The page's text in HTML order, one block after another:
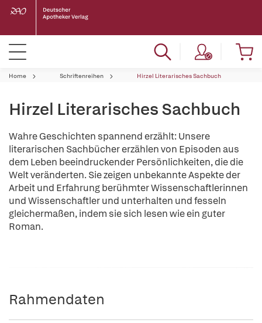
Home Schriftenreihen Hirzel Literarisches Sachbuch
Hirzel Literarisches Sachbuch
Wahre Geschichten spannend erzählt: Unsere
literarischen Sachbücher erzählen von Episoden aus
dem Leben beeindruckender Persönlichkeiten, die die
Welt veränderten. Sie zeigen unbekannte Aspekte der
Arbeit und Erfahrung berühmter Wissenschaftlerinnen
und Wissenschaftler und unterhalten und fesseln
gleichermaßen, indem sie sich lesen wie ein guter
Roman.
Rahmendaten